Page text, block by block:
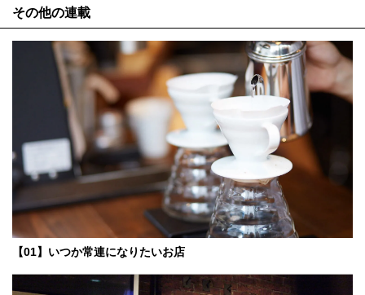
その他の連載
【01】いつか常連になりたいお店